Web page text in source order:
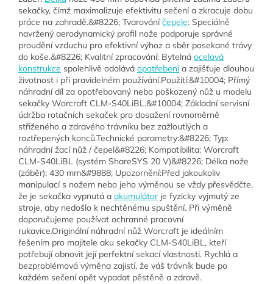
sekačky, čímž maximalizuje efektivitu sečení a zkracuje dobu
práce na zahradě.&#8226; Tvarováníčepele: Speciálně
navržený aerodynamický profil nože podporuje správné
proudění vzduchu pro efektivní výhoz a sběr posekané trávy
do koše.&#8226; Kvalitní zpracování: Bytelná ocelová
konstrukce spolehlivě odolává opotřebenía zajišťuje dlouhou
životnost i při pravidelném používání.Použití:&#10004; Přímý
náhradní díl za opotřebovaný nebo poškozený nůž u modelu
sekačky Worcraft CLM-S40LiBL.&#10004; Základní servisní
údržba rotačních sekaček pro dosažení rovnoměrně
střiženého a zdravého trávníku bez zažloutlých a
roztřepených konců.Technické parametry:&#8226; Typ:
náhradní žací nůž / čepel&#8226; Kompatibilita: Worcraft
CLM-S40LiBL (systém ShareSYS 20 V)&#8226; Délka nože
(záběr): 430 mm&#9888; Upozornění:Před jakoukoliv
manipulací s nožem nebo jeho výměnou se vždy přesvědčte,
že je sekačka vypnutá a akumulátor je fyzicky vyjmutý ze
stroje, aby nedošlo k nechtěnému spuštění. Při výměně
doporučujeme používat ochranné pracovní
rukavice.Originální náhradní nůž Worcraft je ideálním
řešením pro majitele aku sekačky CLM-S40LiBL, kteří
potřebují obnovit její perfektní sekací vlastnosti. Rychlá a
bezproblémová výměna zajistí, že váš trávník bude po
každém sečení opět vypadat pěstěně a zdravě.